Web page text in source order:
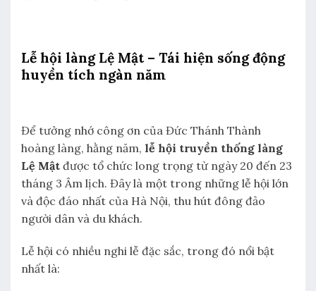
Lễ hội làng Lệ Mật – Tái hiện sống động
huyền tích ngàn năm
Để tưởng nhớ công ơn của Đức Thánh Thành
hoàng làng, hằng năm, lễ hội truyền thống làng
Lệ Mật được tổ chức long trọng từ ngày 20 đến 23
tháng 3 Âm lịch. Đây là một trong những lễ hội lớn
và độc đáo nhất của Hà Nội, thu hút đông đảo
người dân và du khách.
Lễ hội có nhiều nghi lễ đặc sắc, trong đó nổi bật
nhất là: